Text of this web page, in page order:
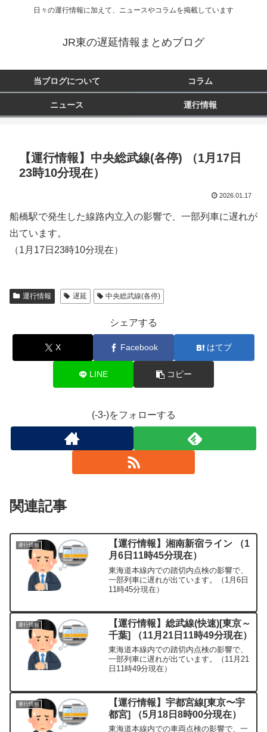
日々の運行情報に加えて、ニュースやコラムを掲載しています
JR東の遅延情報まとめブログ
当ブログについて コラム
ニュース 運行情報
【運行情報】中央総武線(各停) （1月17日
23時10分現在）
2026.01.17
船橋駅で発生した線路内立入の影響で、一部列車に遅れが
出ています。
（1月17日23時10分現在）
運行情報 遅延 中央総武線(各停)
シェアする
X Facebook はてブ
LINE コピー
(-3-)をフォローする
関連記事
運行情報
【運行情報】湘南新宿ライン （1
月6日11時45分現在）
東海道本線内での踏切内点検の影響で、
一部列車に遅れが出ています。（1月6日
11時45分現在）
運行情報
【運行情報】総武線(快速)[東京～
千葉] （11月21日11時49分現在）
東海道本線内での踏切内点検の影響で、
一部列車に遅れが出ています。（11月21
日11時49分現在）
運行情報
【運行情報】宇都宮線[東京〜宇
都宮] （5月18日8時00分現在）
東海道本線内での車両点検の影響で、一